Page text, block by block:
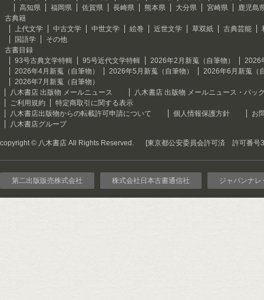
高知県
福岡県 佐賀県 長崎県 熊本県 大分県 宮崎県
鹿児島
古典籍
上代文学
中古文学 中世文学 絵巻 近世文学 草双紙 古典芸能
国語学
その他
古書目録
93号古典文学特輯
95号近代文学特輯 2026年2月新蒐（自筆物）
2026
2026年4月新蒐（自筆物）
2026年5月新蒐（自筆物）
2026年6月新蒐（
2026年7月新蒐（自筆物）
八木書店 出版物 メールニュース
八木書店 出版物 メールニュース・バッ
ご利用規約
特定商取引に関する表示
八木書店出版物からの転載許可申請について
個人情報保護方針
お
八木書店グループ
copyright © 八木書店 All Rights Reserved. [東京都公安委員会許可済 許可番号
第二出版販売株式会社 株式会社日本古書通信社 ジャパンナレ